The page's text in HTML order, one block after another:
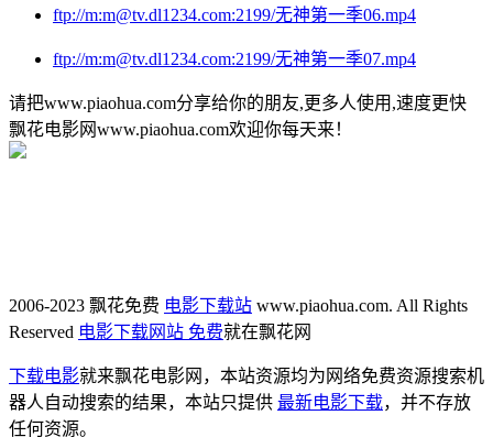
ftp://m:m@tv.dl1234.com:2199/无神第一季06.mp4
ftp://m:m@tv.dl1234.com:2199/无神第一季07.mp4
请把www.piaohua.com分享给你的朋友,更多人使用,速度更快
飘花电影网www.piaohua.com欢迎你每天来！
2006-2023 飘花免费 电影下载站 www.piaohua.com. All Rights
Reserved 电影下载网站 免费就在飘花网
下载电影就来飘花电影网，本站资源均为网络免费资源搜索机
器人自动搜索的结果，本站只提供 最新电影下载，并不存放
任何资源。